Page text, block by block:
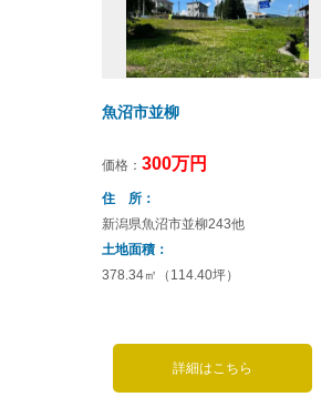
魚沼市並柳
価格： 300万円
住 所
新潟県魚沼市並柳243他
土地面積
378.34㎡（114.40坪）
詳細はこちら